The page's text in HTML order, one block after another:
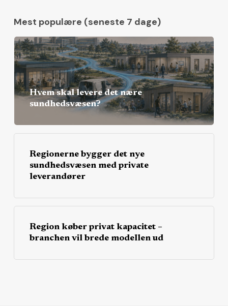
Mest populære (seneste 7 dage)
Hvem skal levere det nære
sundhedsvæsen?
Regionerne bygger det nye
sundhedsvæsen med private
leverandører
Region køber privat kapacitet –
branchen vil brede modellen ud